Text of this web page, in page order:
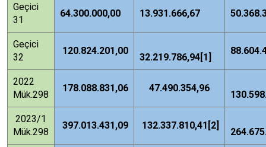
Geçici
31
64.300.000,00 13.931.666,67
Geçici
32
120.824.201,00
32.219.786,94[1]
2022
Mük.298
178.088.831,06 47.490.354,96
2023/1
Mük.298
397.013.431,09 132.337.810,41 [2]